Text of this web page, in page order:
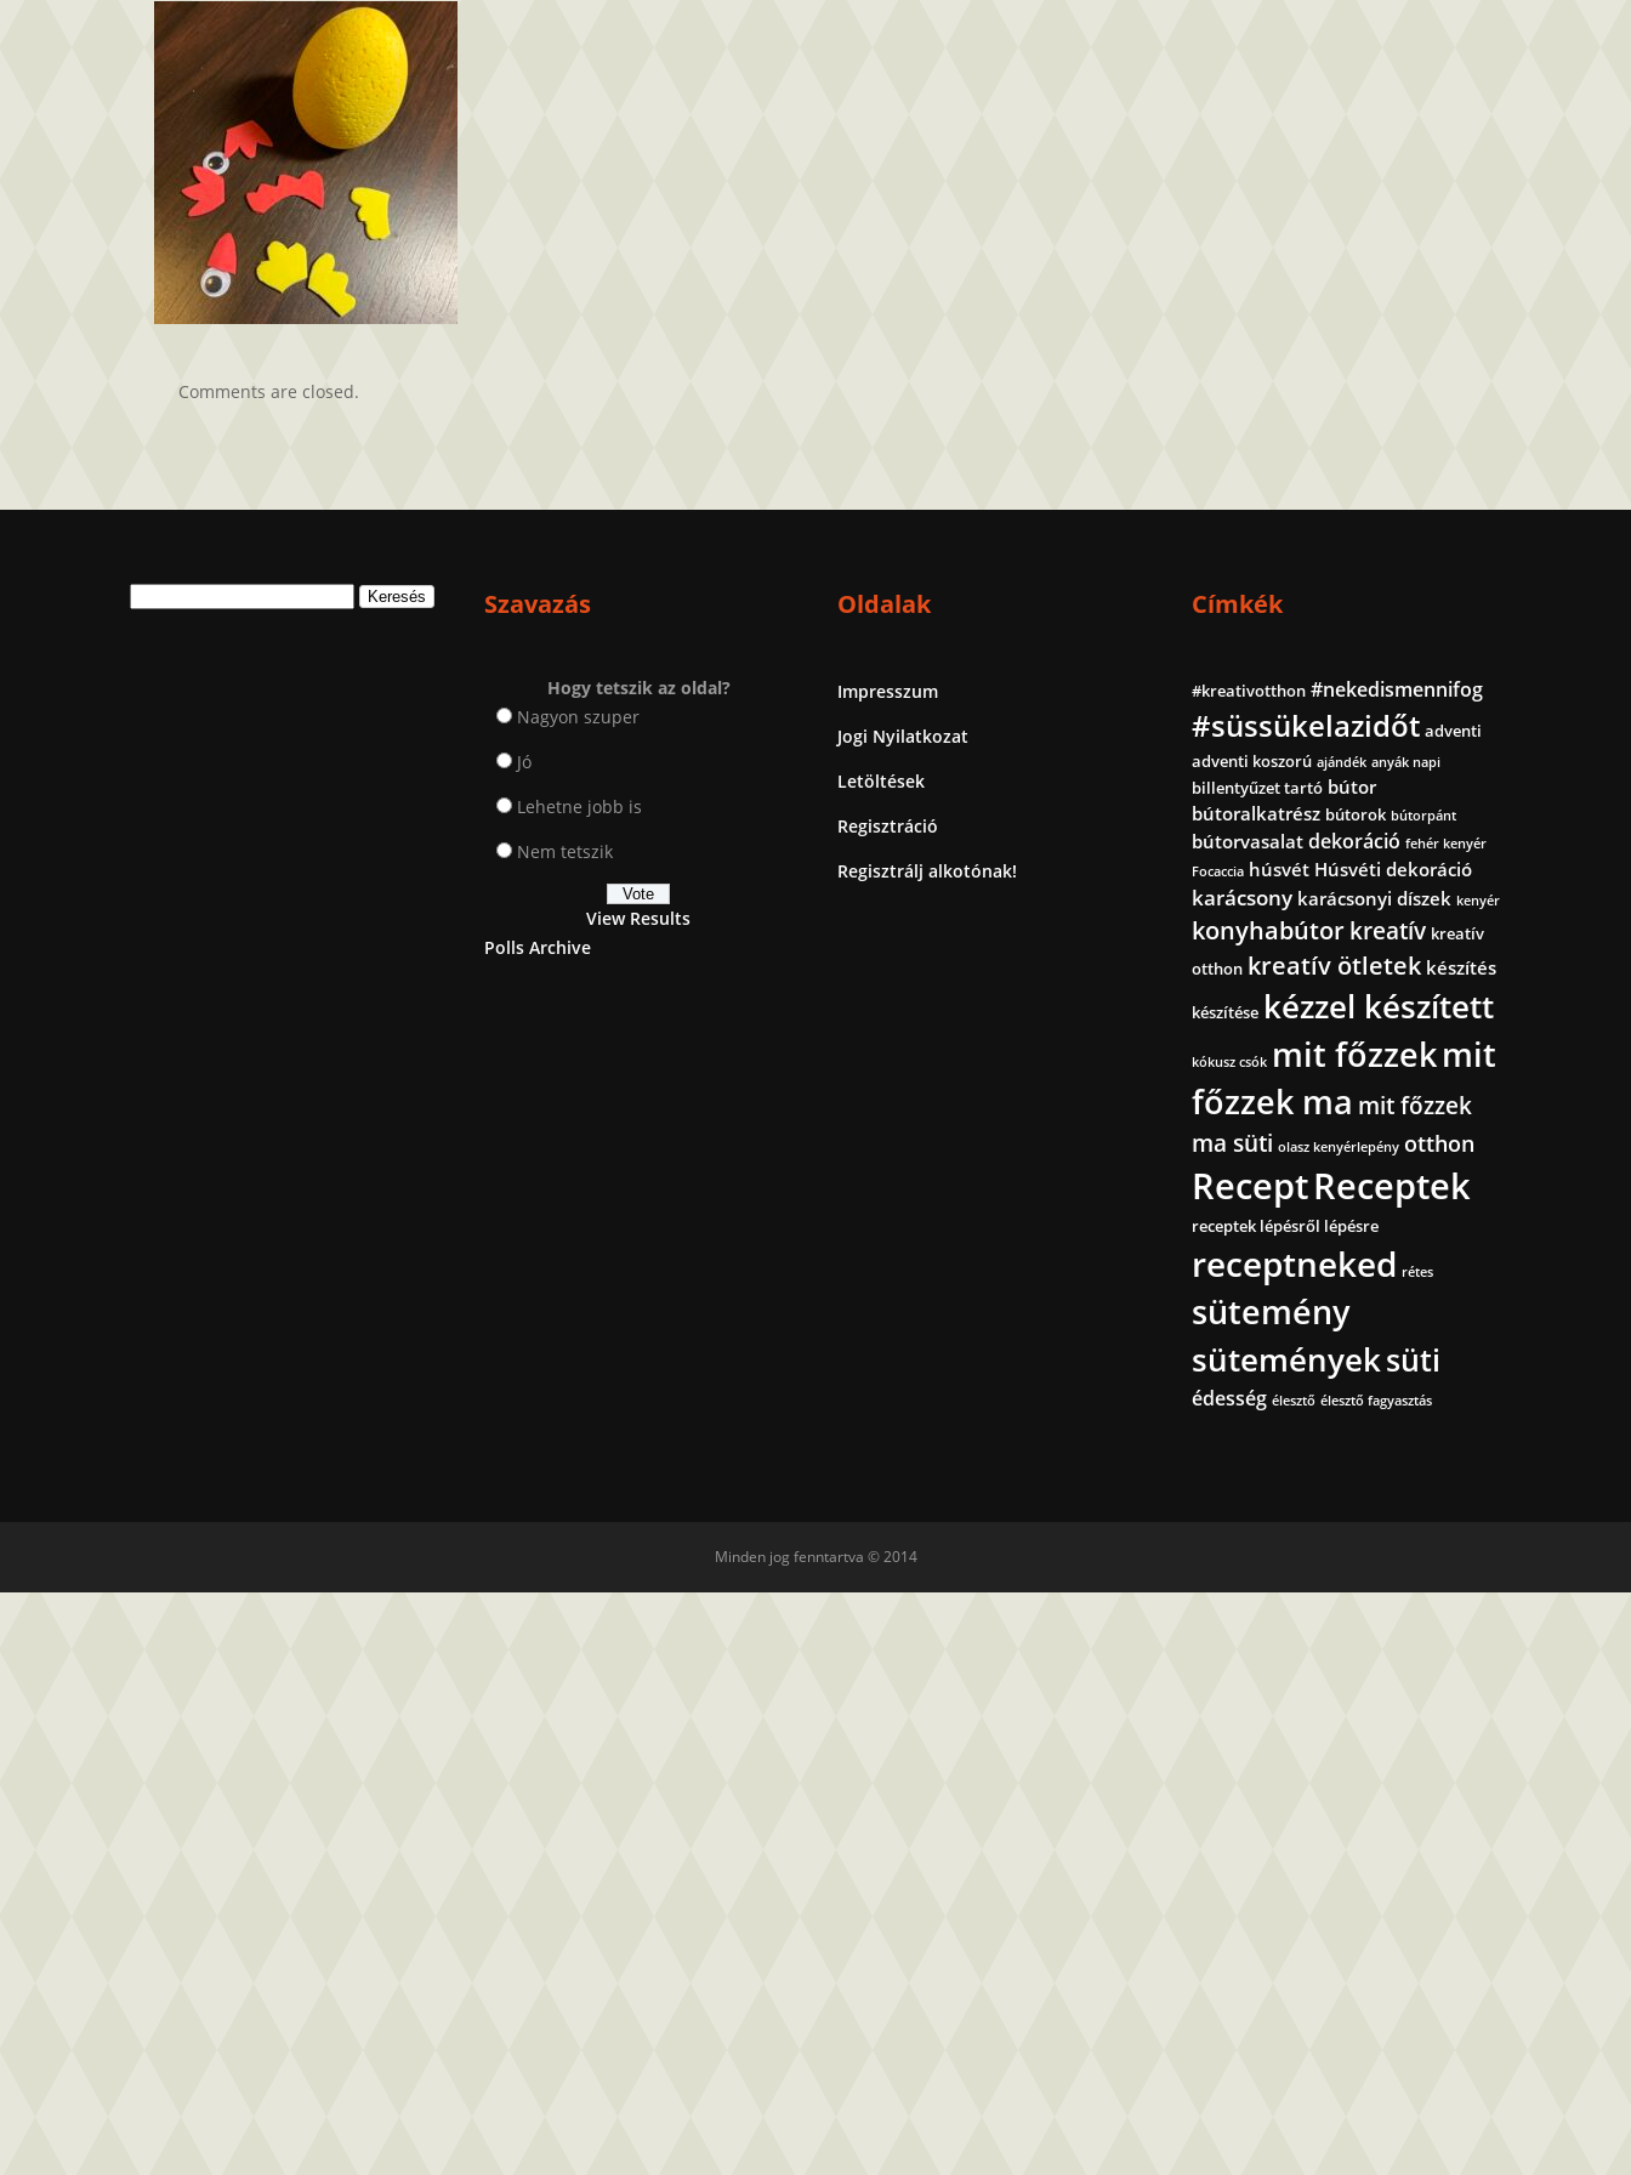
Comments are closed.
Szavazás
Hogy tetszik az oldal?
Nagyon szuper
Jó
Lehetne jobb is
Nem tetszik
View Results
Polls Archive
Oldalak
Impresszum
Jogi Nyilatkozat
Letöltések
Regisztráció
Regisztrálj alkotónak!
Címkék
#kreativotthon #nekedismennifog
#süssükelazidőt adventi
adventi koszorú ajándék anyák napi
billentyűzet tartó bútor
bútoralkatrész bútorok bútorpánt
bútorvasalat dekoráció fehér kenyér
Focaccia húsvét Húsvéti dekoráció
karácsony karácsonyi díszek kenyér
konyhabútor kreatív kreatív
otthon kreatív ötletek készítés
készítése kézzel készített
kókusz csók mit főzzekmit
főzzek ma mit főzzek
ma süti olasz kenyérlepény otthon
ReceptReceptek
receptek lépésről lépésre
receptneked rétes
sütemény
süteményeksüti
édesség élesztő élesztő fagyasztás
Minden jog fenntartva © 2014